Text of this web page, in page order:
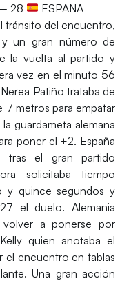
28
ESPAÑA
tránsito del encuentro,
un gran número de
la vuelta al partido y
vez en el minuto 56
Patiño trataba de
7 metros para empatar
guardameta alemana
poner el +2. España
el gran partido
solicitaba tiempo
y quince segundos y
el duelo. Alemania
a ponerse por
quien anotaba el
el encuentro en tablas
Una gran acción